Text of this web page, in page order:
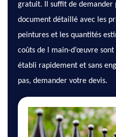
gratuit. Il suffit de demander
document détaillé avec les
peintures et les quantités
coûts de l main-d’œuvre
établi rapidement et sans
pas, demander votre devis.